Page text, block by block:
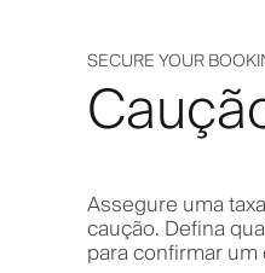
SECURE YOUR
Assegure uma
caução. Defina
para confirmar